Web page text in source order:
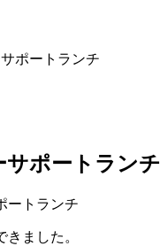
ポートランチ
サポートランチ
ました。